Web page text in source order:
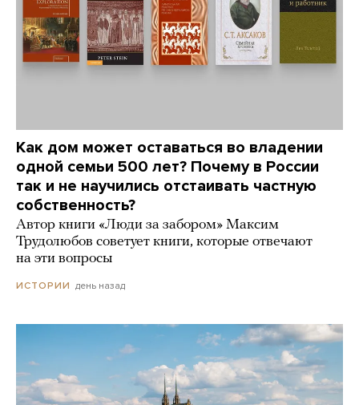
Как дом может оставаться во владении
одной семьи 500 лет? Почему в России
так и не научились отстаивать частную
собственность?
Автор книги «Люди за забором» Максим
Трудолюбов советует книги, которые отвечают
на эти вопросы
ИСТОРИИ день назад